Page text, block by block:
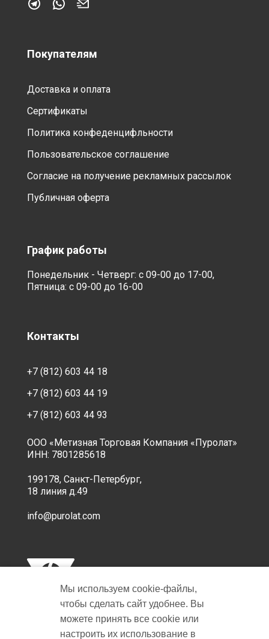
Покупателям
Доставка и оплата
Сертификаты
Политика конфеденцифльности
Пользовательское соглашение
Согласие на получение рекламных рассылок
Публичная оферта
График работы
Понедельник - Четверг: с 09-00 до 17-00,
Пятница: с 09-00 до 16-00
Контакты
+7 (812) 603 44 18
+7 (812) 603 44 19
+7 (812) 603 44 93
ООО «Метизная Торговая Компания «Пуролат»
ИНН: 7801285618
199178, Санкт-Петербург,
18 линия д.49
info@purolat.com
Мы используем cookie‑файлы,
чтобы сделать сайт удобнее. Вы
можете принять все cookie или
настроить их использование в